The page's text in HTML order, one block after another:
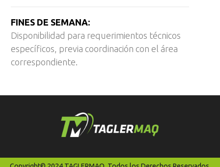
FINES DE SEMANA:
Disponibilidad para requerimientos técnicos
específicos, previa coordinación con el área
correspondiente.